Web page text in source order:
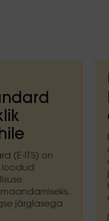
(E-ITS) on
loodud
järglasega